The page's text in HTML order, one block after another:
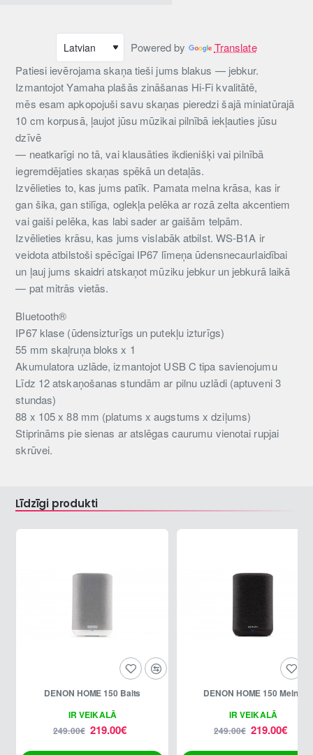
Powered by
Translate
Patiesi ievērojama skaņa tieši jums blakus — jebkur.
Izmantojot Yamaha plašās zināšanas Hi-Fi kvalitātē,
mēs esam apkopojuši savu skaņas pieredzi šajā miniatūrajā
10 cm korpusā, ļaujot jūsu mūzikai pilnībā iekļauties jūsu
dzīvē
— neatkarīgi no tā, vai klausāties ikdienišķi vai pilnībā
iegremdējaties skaņas spēkā un detaļās.
Izvēlieties to, kas jums patīk. Pamata melna krāsa, kas ir
gan šika, gan stilīga, oglekļa pelēka ar rozā zelta akcentiem
vai gaiši pelēka, kas labi sader ar gaišām telpām.
Izvēlieties krāsu, kas jums vislabāk atbilst. WS-B1A ir
veidota atbilstoši spēcīgai IP67 līmeņa ūdensnecaurlaidībai
un ļauj jums skaidri atskaņot mūziku jebkur un jebkurā laikā
— pat mitrās vietās.
Bluetooth®
IP67 klase (ūdensizturīgs un putekļu izturīgs)
55 mm skaļruņa bloks x 1
Akumulatora uzlāde, izmantojot USB C tipa savienojumu
Līdz 12 atskaņošanas stundām ar pilnu uzlādi (aptuveni 3
stundas)
88 x 105 x 88 mm (platums x augstums x dziļums)
Stiprināms pie sienas ar atslēgas caurumu vienotai rupjai
skrūvei.
Līdzīgi produkti
-12%
IR VEIKALĀ
DENON HOME 150 Balts
219.00€
249.00€
-12%
IR VEIKALĀ
DENON HOME 150 Melns
219.00€
249.00€